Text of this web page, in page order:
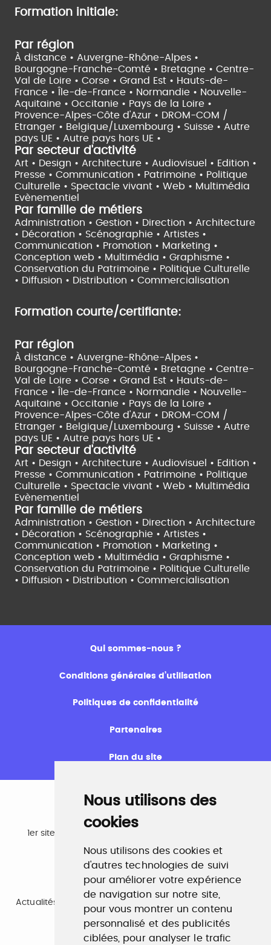
Nous utilisons des
cookies
Nous utilisons des cookies et
d'autres technologies de suivi
pour améliorer votre expérience
de navigation sur notre site,
pour vous montrer un contenu
personnalisé et des publicités
ciblées, pour analyser le trafic
Formation initiale:
Par région
À distance • Auvergne-Rhône-Alpes •
Bourgogne-Franche-Comté • Bretagne • Centre-
Val de Loire • Corse • Grand Est • Hauts-de-
France •
Île-de-France • Normandie • Nouvelle-
Aquitaine • Occitanie • Pays de la Loire •
Provence-Alpes-Côte d'Azur • DROM-COM /
Etranger • Belgique/Luxembourg • Suisse • Autre
pays UE • Autre pays hors UE •
Par secteur d'activité
Art • Design • Architecture • Audiovisuel • Edition •
Presse • Communication • Patrimoine • Politique
Culturelle • Spectacle vivant • Web • Multimédia
Evènementiel
Par famille de métiers
Administration • Gestion • Direction • Architecture
• Décoration • Scénographie • Artistes •
Communication • Promotion • Marketing •
Conception web • Multimédia • Graphisme •
Conservation du Patrimoine • Politique Culturelle
• Diffusion • Distribution • Commercialisation
Formation courte/certifiante:
Par région
À distance • Auvergne-Rhône-Alpes •
Bourgogne-Franche-Comté • Bretagne • Centre-
Val de Loire • Corse • Grand Est • Hauts-de-
France •
Île-de-France • Normandie • Nouvelle-
Aquitaine • Occitanie • Pays de la Loire •
Provence-Alpes-Côte d'Azur • DROM-COM /
Etranger • Belgique/Luxembourg • Suisse • Autre
pays UE • Autre pays hors UE •
Par secteur d'activité
Art • Design • Architecture • Audiovisuel • Edition •
Presse • Communication • Patrimoine • Politique
Culturelle • Spectacle vivant • Web • Multimédia
Evènementiel
Par famille de métiers
Administration • Gestion • Direction • Architecture
• Décoration • Scénographie • Artistes •
Communication • Promotion • Marketing •
Conception web • Multimédia • Graphisme •
Conservation du Patrimoine • Politique Culturelle
• Diffusion • Distribution • Commercialisation
Qui sommes-nous ?
Conditions générales d’utilisation
Politiques de confidentialité
Partenaires
Plan du site
Emploi
1er site emploi du secteur culturel 784.000 visites et
www.profilculture.com
Formation
Actualités, guide et annuaire des formations aux métiers
de la culture.
www.profilculture-formation.com